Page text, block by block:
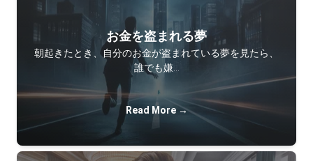
お金を盗まれる夢
朝起きたとき、自分のお金が盗まれている夢を見たら、
誰でも嫌…
Read More →